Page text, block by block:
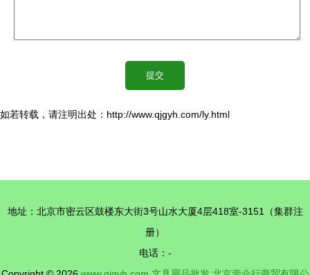
如若转载，请注明出处：http://www.qjgyh.com/ly.html
地址：北京市密云区鼓楼东大街3号山水大厦4层418室-3151（集群注
册）
电话：-